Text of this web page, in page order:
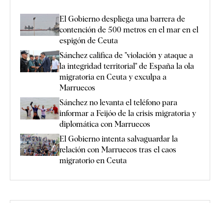
El Gobierno despliega una barrera de
contención de 500 metros en el mar en el
espigón de Ceuta
Sánchez califica de "violación y ataque a
la integridad territorial" de España la ola
migratoria en Ceuta y exculpa a
Marruecos
Sánchez no levanta el teléfono para
informar a Feijóo de la crisis migratoria y
diplomática con Marruecos
El Gobierno intenta salvaguardar la
relación con Marruecos tras el caos
migratorio en Ceuta